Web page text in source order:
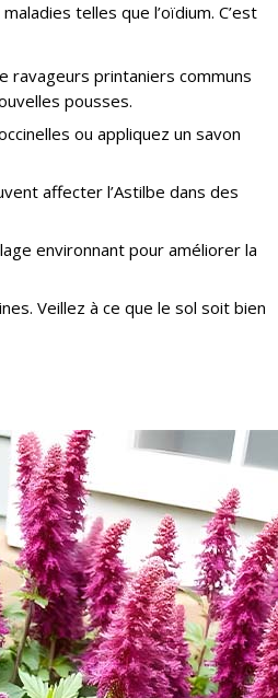
telles que l’oïdium. C’est
ravageurs printaniers communs
pousses.
ou appliquez un savon
affecter l’Astilbe dans des
environnant pour améliorer la
Veillez à ce que le sol soit bien